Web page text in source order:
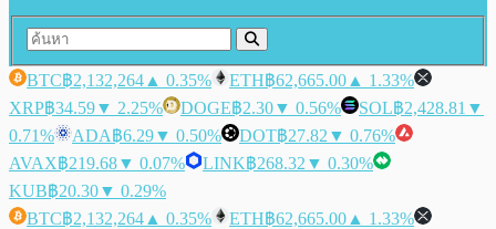
BTC฿2,132,264 ▲ 0.35% ETH฿62,665.00 ▲ 1.33%
XRP฿34.59▼ 2.25% DOGE฿2.30▼ 0.56% SOL฿2,428.81 ▼
0.71%
ADA฿6.29▼ 0.50% DOT฿27.82 ▼ 0.76%
AVAX฿219.68▼ 0.07% LINK฿268.32 ▼ 0.30%
KUB฿20.30▼ 0.29%
BTC฿2,132,264 ▲ 0.35% ETH฿62,665.00 ▲ 1.33%